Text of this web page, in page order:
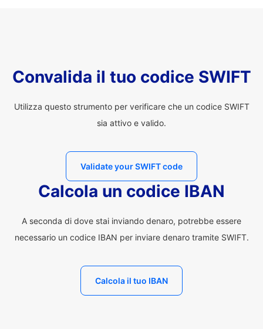
Convalida il tuo codice SWIFT
Utilizza questo strumento per verificare che un codice SWIFT
sia attivo e valido.
Validate your SWIFT code
Calcola un codice IBAN
A seconda di dove stai inviando denaro, potrebbe essere
necessario un codice IBAN per inviare denaro tramite SWIFT.
Calcola il tuo IBAN